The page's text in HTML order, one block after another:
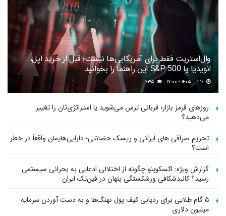
وال‌استریت فقط برای آمریکایی‌ها نیست؛ قبل از خرید اپل،
انویدیا یا S&P 500 این راهنما را بخوانید
۲۳۵
روزهای قرمز بازار؛ قربانی ترس می‌شوید یا استراتژی‌تان را تغییر
می‌دهید؟
تحریم صرافی های ایرانی و ریسک حضانتی؛ دارایی‌هایمان واقعاً در خطر
است؟
گزارش ویژه: اکسکوینو چگونه از اختلالی ادعایی به بحرانی سیستمی
رسید؟ کالبدشکافی ورشکستگی پنهان در فین‌تک ایران
۵ گام طلایی برای ردیابی کیف پول‌ نهنگ‌ها و به دست آوردن سرمایه
میلیون دلاری